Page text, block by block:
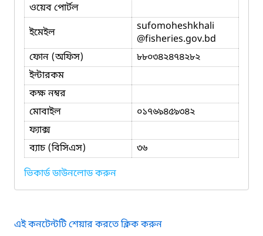
ওয়েব পোর্টল
ইমেইল
sufomoheshkhali
@fisheries.gov.bd
ফোন (অফিস)
৮৮০৩৪২৪৭৪২৮২
ইন্টারকম
কক্ষ নম্বর
মোবাইল
০১৭৬৯৪৫৯৩৪২
ফ্যাক্স
ব্যাচ (বিসিএস)
৩৬
ভিকার্ড ডাউনলোড করুন
এই কনটেন্টটি শেয়ার করতে ক্লিক করুন